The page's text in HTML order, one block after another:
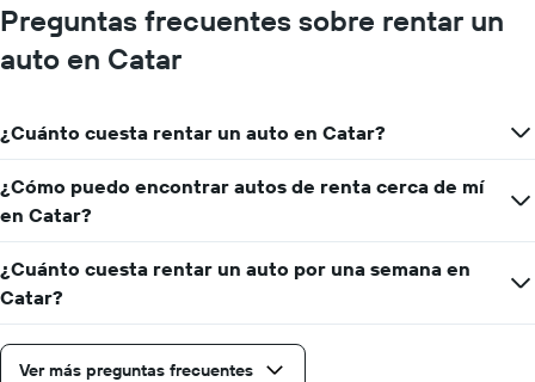
Preguntas frecuentes sobre rentar un
auto en Catar
¿Cuánto cuesta rentar un auto en Catar?
¿Cómo puedo encontrar autos de renta cerca de mí
en Catar?
¿Cuánto cuesta rentar un auto por una semana en
Catar?
Ver más preguntas frecuentes